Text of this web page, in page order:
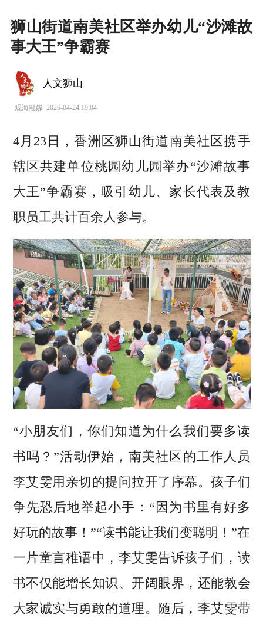
狮山街道南美社区举办幼儿“沙滩故
事大王”争霸赛
人文狮山
观海融媒 2026-04-24 19:04
4月23日，香洲区狮山街道南美社区携手
辖区共建单位桃园幼儿园举办“沙滩故事
大王”争霸赛，吸引幼儿、家长代表及教
职员工共计百余人参与。
“小朋友们，你们知道为什么我们要多读
书吗？”活动伊始，南美社区的工作人员
李艾雯用亲切的提问拉开了序幕。孩子们
争先恐后地举起小手：“因为书里有好多
好玩的故事！”“读书能让我们变聪明！”在
一片童言稚语中，李艾雯告诉孩子们，读
书不仅能增长知识、开阔眼界，还能教会
大家诚实与勇敢的道理。随后，李艾雯带